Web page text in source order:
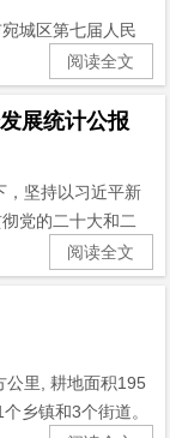
城区第七届人民
阅读全文
展统计公报
，坚持以习近平新
党的二十大和二
阅读全文
公里, 耕地面积195
乡镇和3个街道。